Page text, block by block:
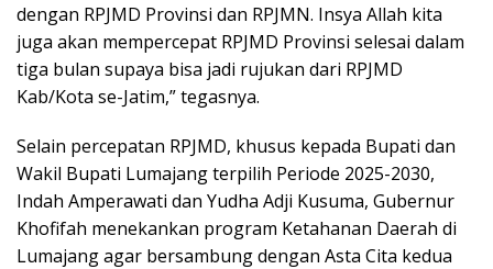
dengan RPJMD Provinsi dan RPJMN. Insya Allah kita
juga akan mempercepat RPJMD Provinsi selesai dalam
tiga bulan supaya bisa jadi rujukan dari RPJMD
Kab/Kota se-Jatim,” tegasnya.
Selain percepatan RPJMD, khusus kepada Bupati dan
Wakil Bupati Lumajang terpilih Periode 2025-2030,
Indah Amperawati dan Yudha Adji Kusuma, Gubernur
Khofifah menekankan program Ketahanan Daerah di
Lumajang agar bersambung dengan Asta Cita kedua